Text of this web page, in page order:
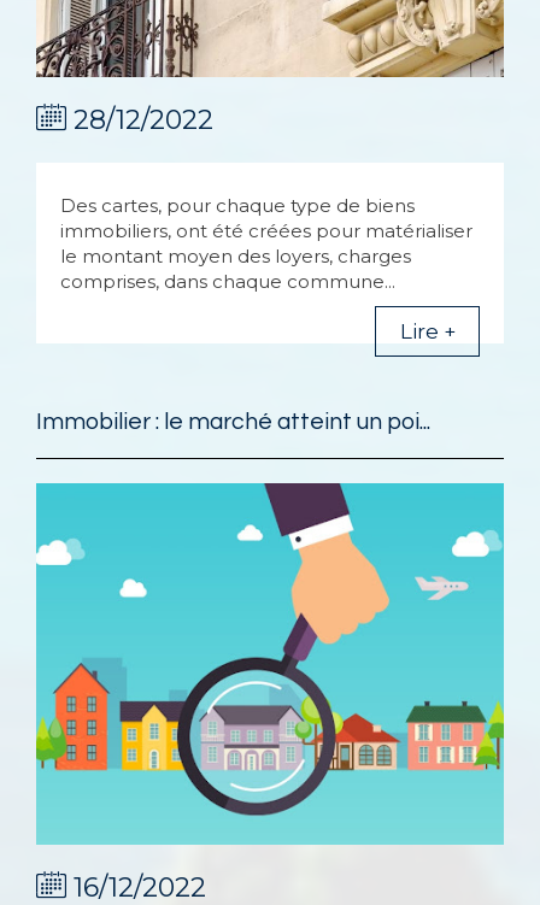
28/12/2022
Des cartes, pour chaque type de biens
immobiliers, ont été créées pour matérialiser
le montant moyen des loyers, charges
comprises, dans chaque commune...
Lire +
Immobilier : le marché atteint un poi...
16/12/2022